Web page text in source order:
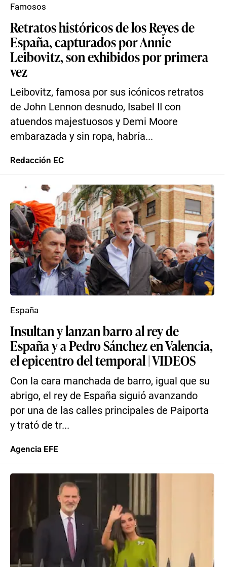
Retratos históricos de los Reyes de
España, capturados por Annie
Leibovitz, son exhibidos por primera
vez
Leibovitz, famosa por sus icónicos retratos
de John Lennon desnudo, Isabel II con
atuendos majestuosos y Demi Moore
embarazada y sin ropa, habría...
Famosos
Redacción EC
Insultan y lanzan barro al rey de
España y a Pedro Sánchez en Valencia,
el epicentro del temporal | VIDEOS
Con la cara manchada de barro, igual que su
abrigo, el rey de España siguió avanzando
por una de las calles principales de Paiporta
y trató de tr...
España
Agencia EFE